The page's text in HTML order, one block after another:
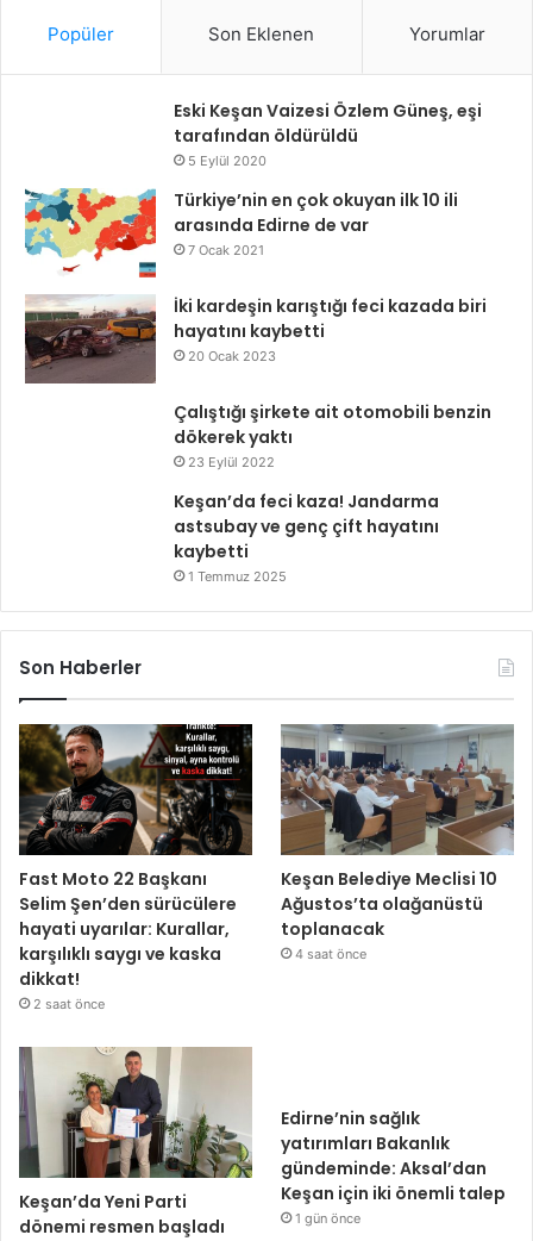
Popüler Son Eklenen Yorumlar
Eski Keşan Vaizesi Özlem Güneş, eşi
tarafından öldürüldü
5 Eylül 2020
Türkiye’nin en çok okuyan ilk 10 ili
arasında Edirne de var
7 Ocak 2021
İki kardeşin karıştığı feci kazada biri
hayatını kaybetti
20 Ocak 2023
Çalıştığı şirkete ait otomobili benzin
dökerek yaktı
23 Eylül 2022
Keşan’da feci kaza! Jandarma
astsubay ve genç çift hayatını
kaybetti
1 Temmuz 2025
Son Haberler
Fast Moto 22 Başkanı
Selim Şen’den sürücülere
hayati uyarılar: Kurallar,
karşılıklı saygı ve kaska
dikkat!
2 saat önce
Keşan Belediye Meclisi 10
Ağustos’ta olağanüstü
toplanacak
4 saat önce
Keşan’da Yeni Parti
dönemi resmen başladı
Edirne’nin sağlık
yatırımları Bakanlık
gündeminde: Aksal’dan
Keşan için iki önemli talep
1 gün önce